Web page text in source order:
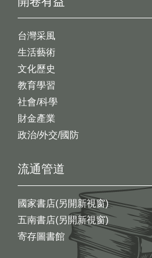
台灣采風
生活藝術
文化歷史
教育學習
社會/科學
財金產業
政治/外交/國防
流通管道
國家書店(另開新視窗)
五南書店(另開新視窗)
寄存圖書館